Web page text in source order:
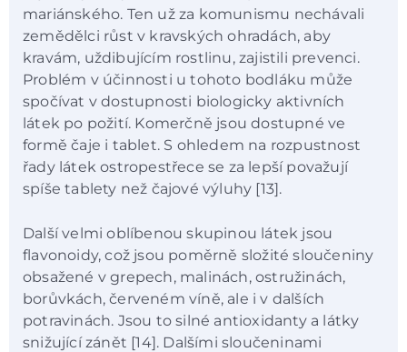
mariánského. Ten už za komunismu nechávali
zemědělci růst v kravských ohradách, aby
kravám, uždibujícím rostlinu, zajistili prevenci.
Problém v účinnosti u tohoto bodláku může
spočívat v dostupnosti biologicky aktivních
látek po požití. Komerčně jsou dostupné ve
formě čaje i tablet. S ohledem na rozpustnost
řady látek ostropestřece se za lepší považují
spíše tablety než čajové výluhy [13].
Další velmi oblíbenou skupinou látek jsou
flavonoidy, což jsou poměrně složité sloučeniny
obsažené v grepech, malinách, ostružinách,
borůvkách, červeném víně, ale i v dalších
potravinách. Jsou to silné antioxidanty a látky
snižující zánět [14]. Dalšími sloučeninami